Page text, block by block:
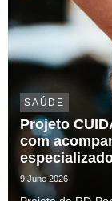
SAÚDE
Projeto
com
9 June 2026